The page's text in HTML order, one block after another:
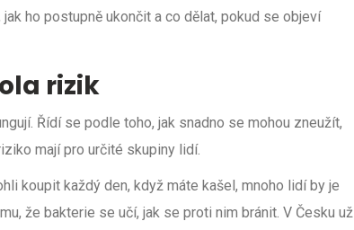
ho postupně ukončit a co dělat, pokud se objeví
rizik
Řídí se podle toho, jak snadno se mohou zneužít,
mají pro určité skupiny lidí.
koupit každý den, když máte kašel, mnoho lidí by je
že bakterie se učí, jak se proti nim bránit. V Česku už